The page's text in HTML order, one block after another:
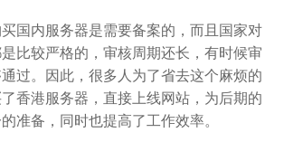
国内服务器是需要备案的，而且国家对
比较严格的，审核周期还长，有时候审
过。因此，很多人为了省去这个麻烦的
香港服务器，直接上线网站，为后期的
准备，同时也提高了工作效率。